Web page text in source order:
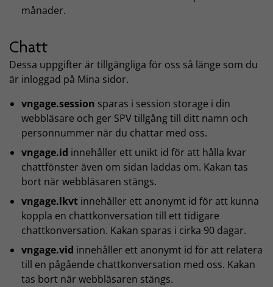
månader.
Chatt
Dessa uppgifter är tillgängliga för oss så länge som du
är inloggad på Mina sidor.
vngage.session sparas i session storage i din
webbläsare och ger SPV tillgång till ditt namn och
personnummer när du chattar med oss.
vngage.id innehåller ett unikt id för att hålla kvar
chattfönster även om sidan laddas om. Kakan tas
bort när webbläsaren stängs.
vngage.lkvt innehåller ett anonymt id för att kunna
koppla en chattkonversation till ett tidigare
chattkonversation. Kakan sparas i cirka 90 dagar.
vngage.vid innehåller ett anonymt id för att relatera
till en pågående chattkonversation med oss. Kakan
tas bort när webbläsaren stängs.